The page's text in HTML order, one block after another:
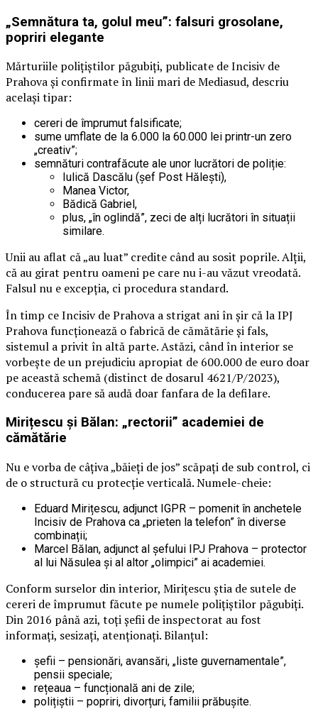
„Semnătura ta, golul meu”: falsuri grosolane,
popriri elegante
Mărturiile polițiștilor păgubiți, publicate de Incisiv de
Prahova și confirmate în linii mari de Mediasud, descriu
același tipar:
cereri de împrumut falsificate;
sume umflate de la 6.000 la 60.000 lei printr-un zero
„creativ”;
semnături contrafăcute ale unor lucrători de poliție:
Iulică Dascălu (șef Post Hălești),
Manea Victor,
Bădică Gabriel,
plus, „în oglindă”, zeci de alți lucrători în situații
similare.
Unii au aflat că „au luat” credite când au sosit poprile. Alții,
că au girat pentru oameni pe care nu i-au văzut vreodată.
Falsul nu e excepția, ci procedura standard.
În timp ce Incisiv de Prahova a strigat ani în șir că la IPJ
Prahova funcționează o fabrică de cămătărie și fals,
sistemul a privit în altă parte. Astăzi, când în interior se
vorbește de un prejudiciu apropiat de 600.000 de euro doar
pe această schemă (distinct de dosarul 4621/P/2023),
conducerea pare să audă doar fanfara de la defilare.
Mirițescu și Bălan: „rectorii” academiei de
cămătărie
Nu e vorba de câțiva „băieți de jos” scăpați de sub control, ci
de o structură cu protecție verticală. Numele-cheie:
Eduard Mirițescu, adjunct IGPR – pomenit în anchetele
Incisiv de Prahova ca „prieten la telefon” în diverse
combinații;
Marcel Bălan, adjunct al șefului IPJ Prahova – protector
al lui Năsulea și al altor „olimpici” ai academiei.
Conform surselor din interior, Mirițescu știa de sutele de
cereri de împrumut făcute pe numele polițiștilor păgubiți.
Din 2016 până azi, toți șefii de inspectorat au fost
informați, sesizați, atenționați. Bilanțul:
șefii – pensionări, avansări, „liste guvernamentale”,
pensii speciale;
rețeaua – funcțională ani de zile;
polițiștii – popriri, divorțuri, familii prăbușite.